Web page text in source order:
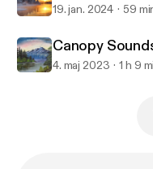
19. jan. 2024 59
Canopy
4. maj 2023 1 h 9